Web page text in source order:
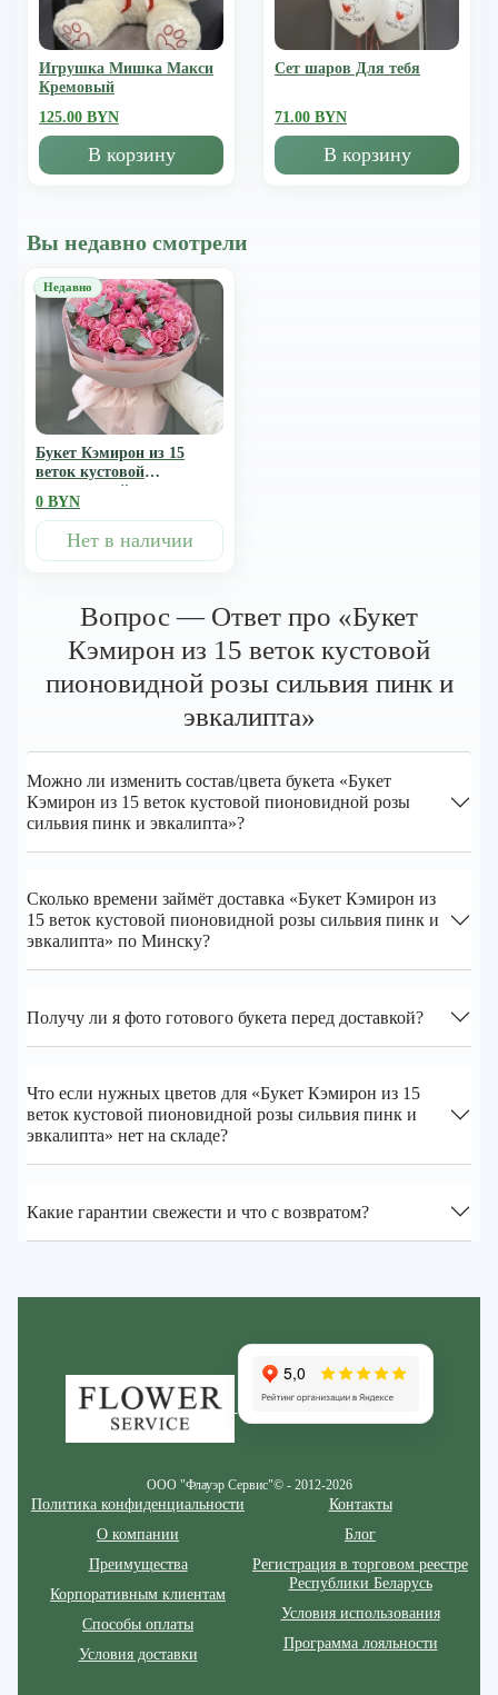
Игрушка Мишка Mакси
Кремовый
125.00 BYN
В корзину
Сет шаров Для тебя
71.00 BYN
В корзину
Вы недавно смотрели
Букет Кэмирон из 15
веток кустовой
пионовидной розы
сильвия пинк и
эвкалипта
0 BYN
Нет в наличии
Вопрос — Ответ про «Букет
Кэмирон из 15 веток кустовой
пионовидной розы сильвия пинк и
эвкалипта»
Можно ли изменить состав/цвета букета «Букет
Кэмирон из 15 веток кустовой пионовидной розы
сильвия пинк и эвкалипта»?
Сколько времени займёт доставка «Букет Кэмирон из
15 веток кустовой пионовидной розы сильвия пинк и
эвкалипта» по Минску?
Получу ли я фото готового букета перед доставкой?
Что если нужных цветов для «Букет Кэмирон из 15
веток кустовой пионовидной розы сильвия пинк и
эвкалипта» нет на складе?
Какие гарантии свежести и что с возвратом?
ООО "Флауэр Сервис"© - 2012-2026
Политика конфиденциальности
О компании
Преимущества
Корпоративным клиентам
Способы оплаты
Условия доставки
Контакты
Блог
Регистрация в торговом реестре
Республики Беларусь
Условия использования
Программа лояльности